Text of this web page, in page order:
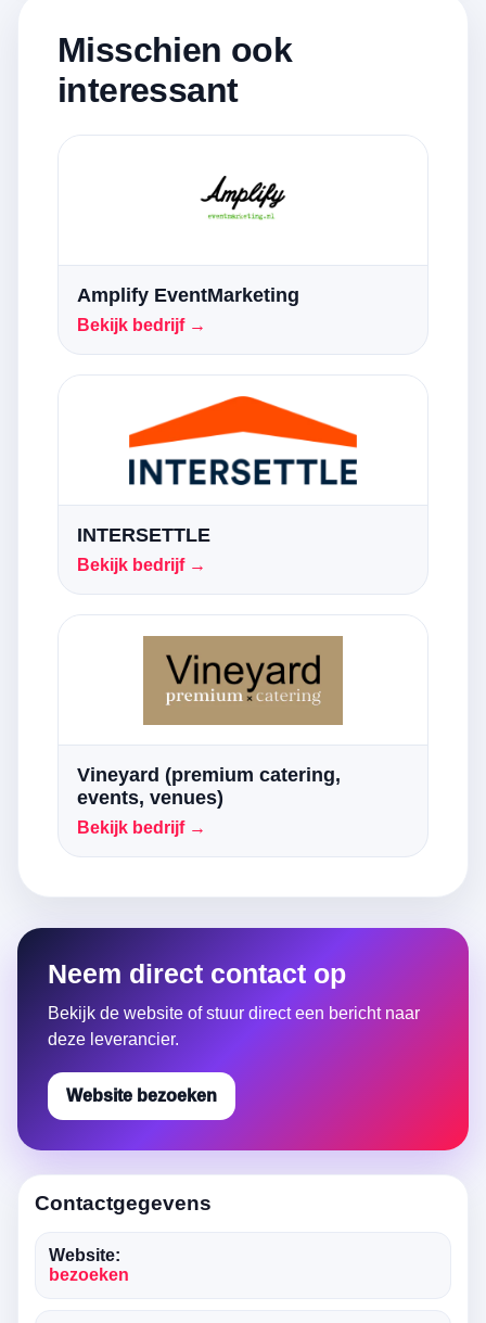
Misschien ook
interessant
Amplify EventMarketing
Bekijk bedrijf →
INTERSETTLE
Bekijk bedrijf →
Vineyard (premium catering,
events, venues)
Bekijk bedrijf →
Neem direct contact op
Bekijk de website of stuur direct een bericht naar
deze leverancier.
Website bezoeken
Contactgegevens
Website:
bezoeken